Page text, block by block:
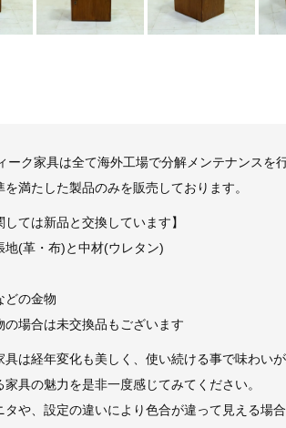
ーク家具は全て海外工場で分解メンテナンスを行
満たした製品のみを販売しております。
しては新品と交換しています】
地(革・布)と中材(ウレタン)
どの金物
場合は未交換品もございます
は経年変化も美しく、使い続ける事で味わいが
具の魅力を是非一度感じてみてください。
や、設定の違いにより色合が違って見える場